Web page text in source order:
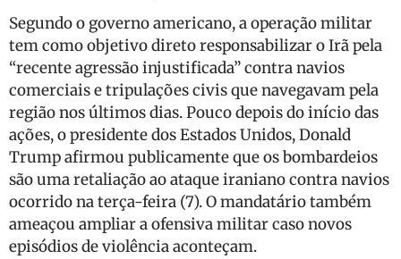
Segundo o governo americano, a operação militar
tem como objetivo direto responsabilizar o Irã pela
“recente agressão injustificada” contra navios
comerciais e tripulações civis que navegavam pela
região nos últimos dias. Pouco depois do início das
ações, o presidente dos Estados Unidos, Donald
Trump afirmou publicamente que os bombardeios
são uma retaliação ao ataque iraniano contra navios
ocorrido na terça-feira (7). O mandatário também
ameaçou ampliar a ofensiva militar caso novos
episódios de violência aconteçam.